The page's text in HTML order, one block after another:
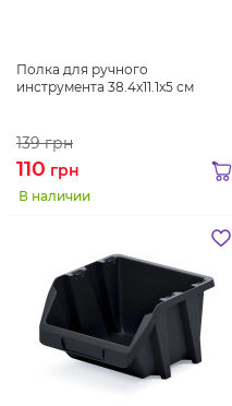
Полка для ручного
инструмента 38.4x11.1x5 см
139грн
110 грн
В наличии